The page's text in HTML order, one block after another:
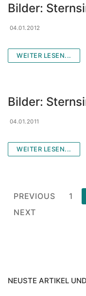
Bilder:
04.01.2012
WEITER LESEN...
Bilder:
04.01.2011
WEITER LESEN...
Posts
pagination
PREVIOUS 1
NEXT
NEUSTE ARTIKEL